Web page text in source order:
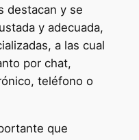
destacan y se
y adecuada,
a las cual
por chat,
teléfono o
que